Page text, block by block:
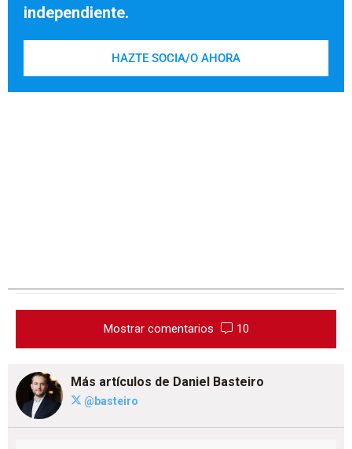
independiente.
HAZTE SOCIA/O AHORA
Mostrar comentarios 10
Más artículos de Daniel Basteiro
@basteiro